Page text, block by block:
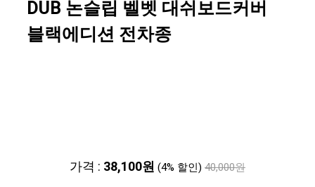
DUB 논슬립 벨벳 대쉬보드커버
블랙에디션 전차종
가격 : 38,100원 (4% 할인) 40,000원